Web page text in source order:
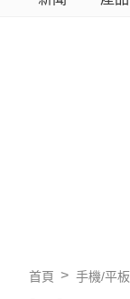
首頁 手機/平板